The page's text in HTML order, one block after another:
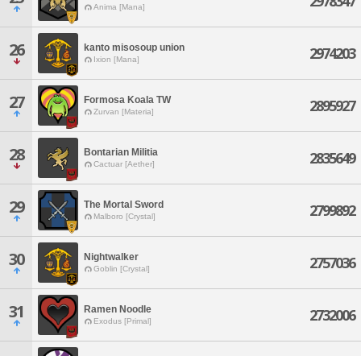
Anima [Mana]
26 kanto misosoup union
Ixion [Mana] 2974203
27 Formosa Koala TW
Zurvan [Materia] 2895927
28 Bontarian Militia
Cactuar [Aether] 2835649
29 The Mortal Sword
Malboro [Crystal] 2799892
30 Nightwalker
Goblin [Crystal] 2757036
31 Ramen Noodle
Exodus [Primal] 2732006